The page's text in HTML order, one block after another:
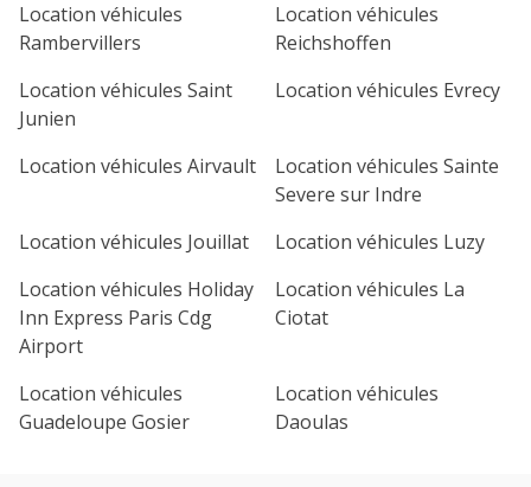
28 30
Location véhicules
Rambervillers
Location véhicules
Reichshoffen
Location véhicules Saint
Junien
Location véhicules Evrecy
Location véhicules Airvault
Location véhicules Sainte
Severe sur Indre
Location véhicules Jouillat
Location véhicules Luzy
Location véhicules Holiday
Inn Express Paris Cdg
Airport
Location véhicules La
Ciotat
Location véhicules
Guadeloupe Gosier
Location véhicules
Daoulas